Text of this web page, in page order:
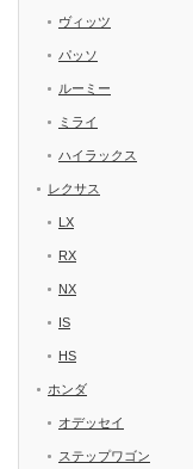
ヴィッツ
パッソ
ルーミー
ミライ
ハイラックス
レクサス
LX
RX
NX
IS
HS
ホンダ
オデッセイ
ステップワゴン